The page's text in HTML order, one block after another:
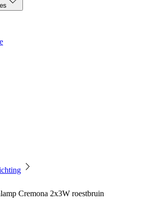
Cremona 2x3W roestbruin